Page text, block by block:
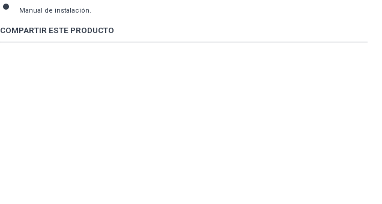
Manual de instalación.
COMPARTIR ESTE PRODUCTO